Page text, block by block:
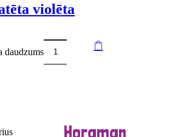
violēta
daudzums
Horaman